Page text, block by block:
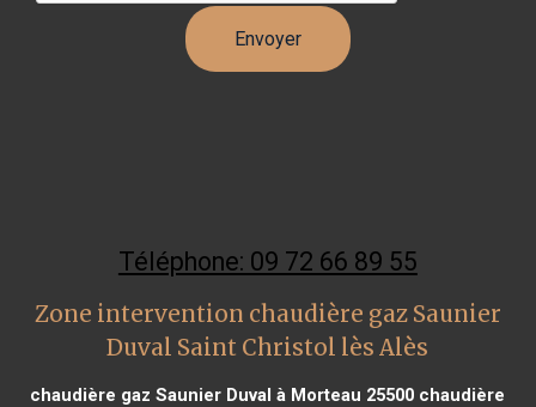
Téléphone: 09 72 66 89 55
Zone intervention chaudière gaz Saunier
Duval Saint Christol lès Alès
chaudière gaz Saunier Duval à Morteau 25500 chaudière